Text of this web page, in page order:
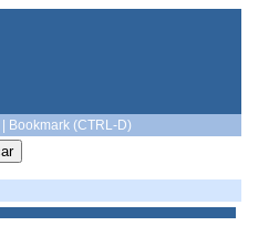
Bookmark (CTRL-D)